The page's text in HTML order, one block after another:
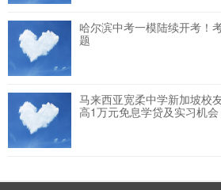
哈尔滨中考一模陆续开考！
题
马来西亚宽柔中学新加坡校
高1万元免息学贷及实习机会